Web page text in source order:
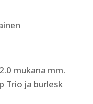
mukana mm.
Trio ja burlesk